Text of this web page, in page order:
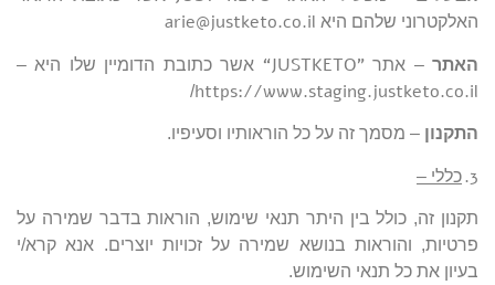
האלקטרוני שלהם היא arie@justketo.co.il
האתר– אתר“JUSTKETO” אשר כתובת הדומיין שלו היא –
https://www.staging.justketo.co.il
/
התקנון – מסמך זה על כל הוראותיו וסעיפיו.
3. כללי –
תקנון זה, כולל בין היתר תנאי שימוש, הוראות בדבר שמירה על
פרטיות, והוראות בנושא שמירה על זכויות יוצרים. אנא קרא/י
בעיון את כל תנאי השימוש.